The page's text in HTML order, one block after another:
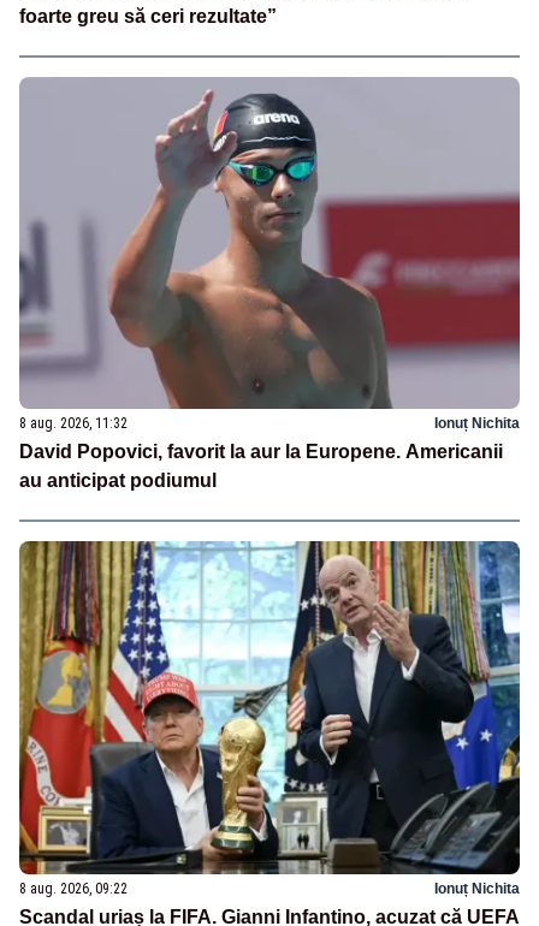
foarte greu să ceri rezultate”
8 aug. 2026, 11:32 Ionuț Nichita
David Popovici, favorit la aur la Europene. Americanii
au anticipat podiumul
8 aug. 2026, 09:22 Ionuț Nichita
Scandal uriaș la FIFA. Gianni Infantino, acuzat că UEFA